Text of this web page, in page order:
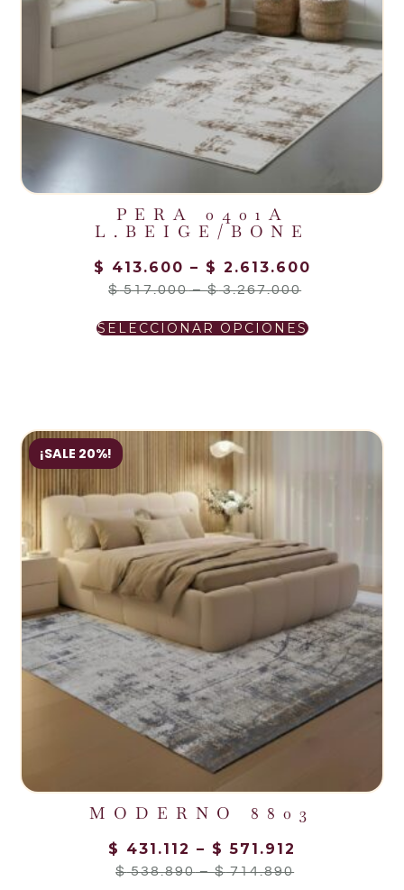
PERA 0401A
L.BEIGE/BONE
$ 413.600 – $ 2.613.600
$517.000–$3.267.000
SELECCIONAR OPCIONES
¡SALE 20%!
MODERNO 8803
$ 431.112 – $ 571.912
$538.890–$714.890